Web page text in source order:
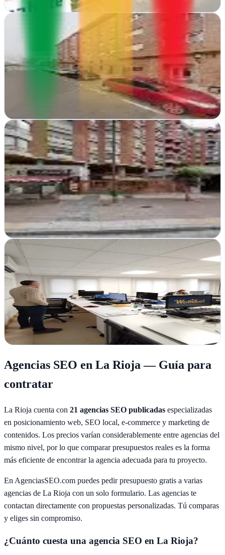
Ver ficha completa
Logroño, La Rioja
Diseño web profesional en Logroño que transforma tu presencia
online con soluciones adaptadas a tu negocio
Ver ficha
StarOnline
Logroño, La Rioja
Alojamiento, diseño web y publicidad digital desde Logroño.
StarOnline impulsa tu presencia online con soluciones completas y
estrategia personalizada
Ver fichacompleta
The Wombat Company
Logroño, La Rioja
The Wombat Company en Logroño transforma tu presencia digital
con estrategia, diseño y consultoría integral para crecer en internet
Ver ficha
Agencias SEO en La Rioja — Guía para
contratar
La Rioja cuenta con 21 agencias SEO publicadas especializadas
en posicionamiento web, SEO local, e-commerce y marketing de
contenidos. Los precios varían considerablemente entre agencias del
mismo nivel, por lo que comparar presupuestos reales es la forma
más eficiente de encontrar la agencia adecuada para tu proyecto.
En AgenciasSEO.com puedes pedir presupuesto gratis a varias
agencias de La Rioja con un solo formulario. Las agencias te
contactan directamente con propuestas personalizadas. Tú comparas
y eliges sin compromiso.
¿Cuánto cuesta una agencia SEO en La Rioja?